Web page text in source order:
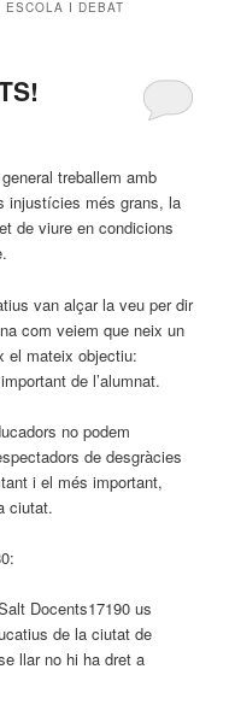
ESCOLA I DEBAT
treballem amb
injustícies més grans, la
de viure en condicions
van alçar la veu per dir
com veiem que neix un
el mateix objectiu:
de l’alumnat.
no podem
de desgràcies
i el més important,
ciutat.
Docents17190 us
de la ciutat de
llar no hi ha dret a